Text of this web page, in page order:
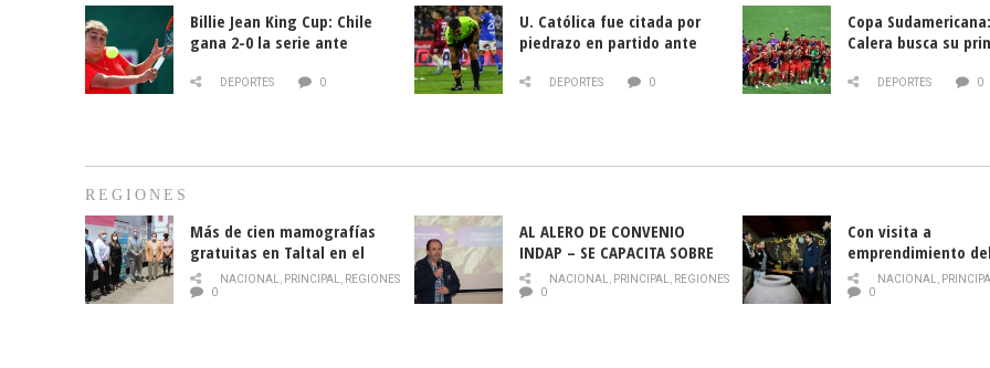
Billie Jean King Cup: Chile
gana 2-0 la serie ante
DEPORTES 0
U. Católica fue citada por
piedrazo en partido ante
DEPORTES 0
Copa
Calera busca su
DEPORTES 0
REGIONES
Más de cien mamografías
gratuitas en Taltal en el
mes de la prevención del
cáncer de mama
NACIONAL, PRINCIPAL, REGIONES
0
AL ALERO DE CONVENIO
INDAP – SE CAPACITA SOBRE
PLAGA DROSOPHILA SUZUKII
NACIONAL, PRINCIPAL, REGIONES
0
Con visita a
emprendimiento
y llamado al
historia campesina
NACIONAL,
0